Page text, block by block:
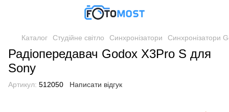
Каталог Студійне світло Синхронізатори Синхронізатори
Радіопередавач Godox X3Pro S для
Sony
Артикул: 512050 Написати відгук